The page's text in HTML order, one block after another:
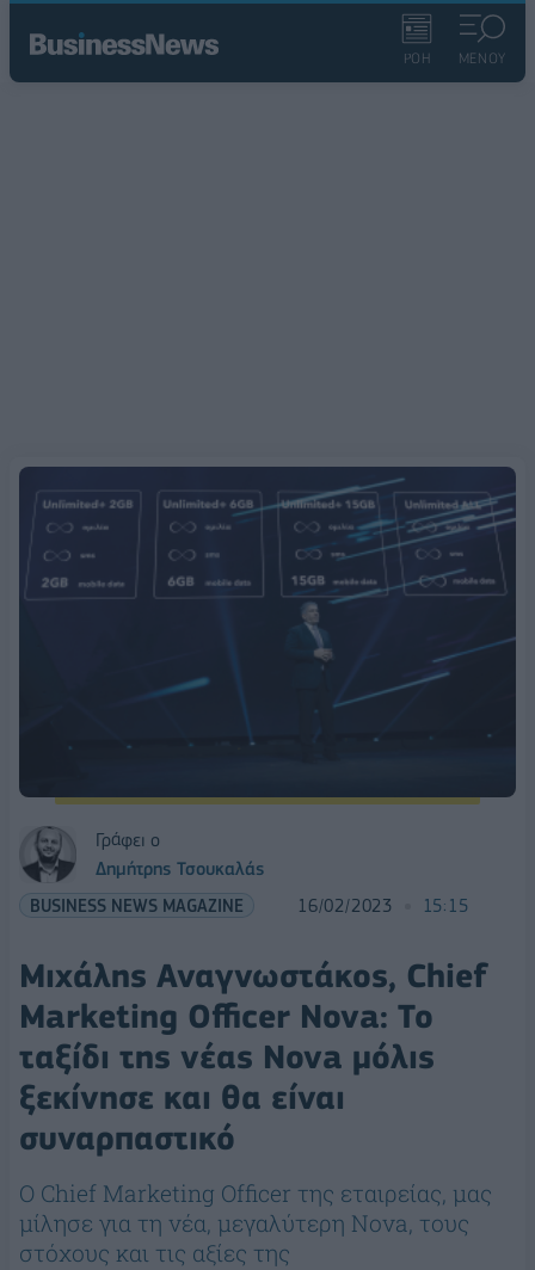
ΡΟΗ ΜΕΝΟΥ
Γράφει ο
Δημήτρης Τσουκαλάς
BUSINESS NEWS MAGAZINE 16/02/2023 15:15
Μιχάλης Αναγνωστάκος, Chief
Marketing Officer Nova: Το
ταξίδι της νέας Nova μόλις
ξεκίνησε και θα είναι
συναρπαστικό
Ο Chief Marketing Officer της εταιρείας, μας
μίλησε για τη νέα, μεγαλύτερη Nova, τους
στόχους και τις αξίες της